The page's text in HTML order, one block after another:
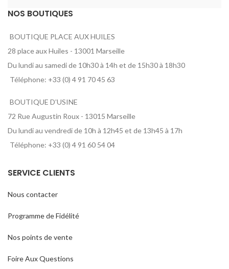
NOS BOUTIQUES
BOUTIQUE PLACE AUX HUILES
28 place aux Huiles - 13001 Marseille
Du lundi au samedi de 10h30 à 14h et de 15h30 à 18h30
Téléphone: +33 (0) 4 91 70 45 63
BOUTIQUE D’USINE
72 Rue Augustin Roux - 13015 Marseille
Du lundi au vendredi de 10h à 12h45 et de 13h45 à 17h
Téléphone: +33 (0) 4 91 60 54 04
SERVICE CLIENTS
Nous contacter
Programme de Fidélité
Nos points de vente
Foire Aux Questions